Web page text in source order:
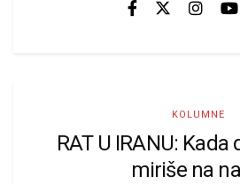
KOLUMNE
RAT U IRANU:
miriše na